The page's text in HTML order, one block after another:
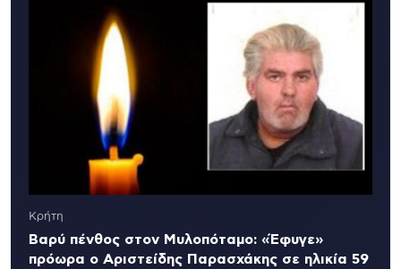
Κρήτη
Βαρύ πένθος στον Μυλοπόταμο: «Έφυγε»
πρόωρα ο Αριστείδης Παρασχάκης σε ηλικία 59